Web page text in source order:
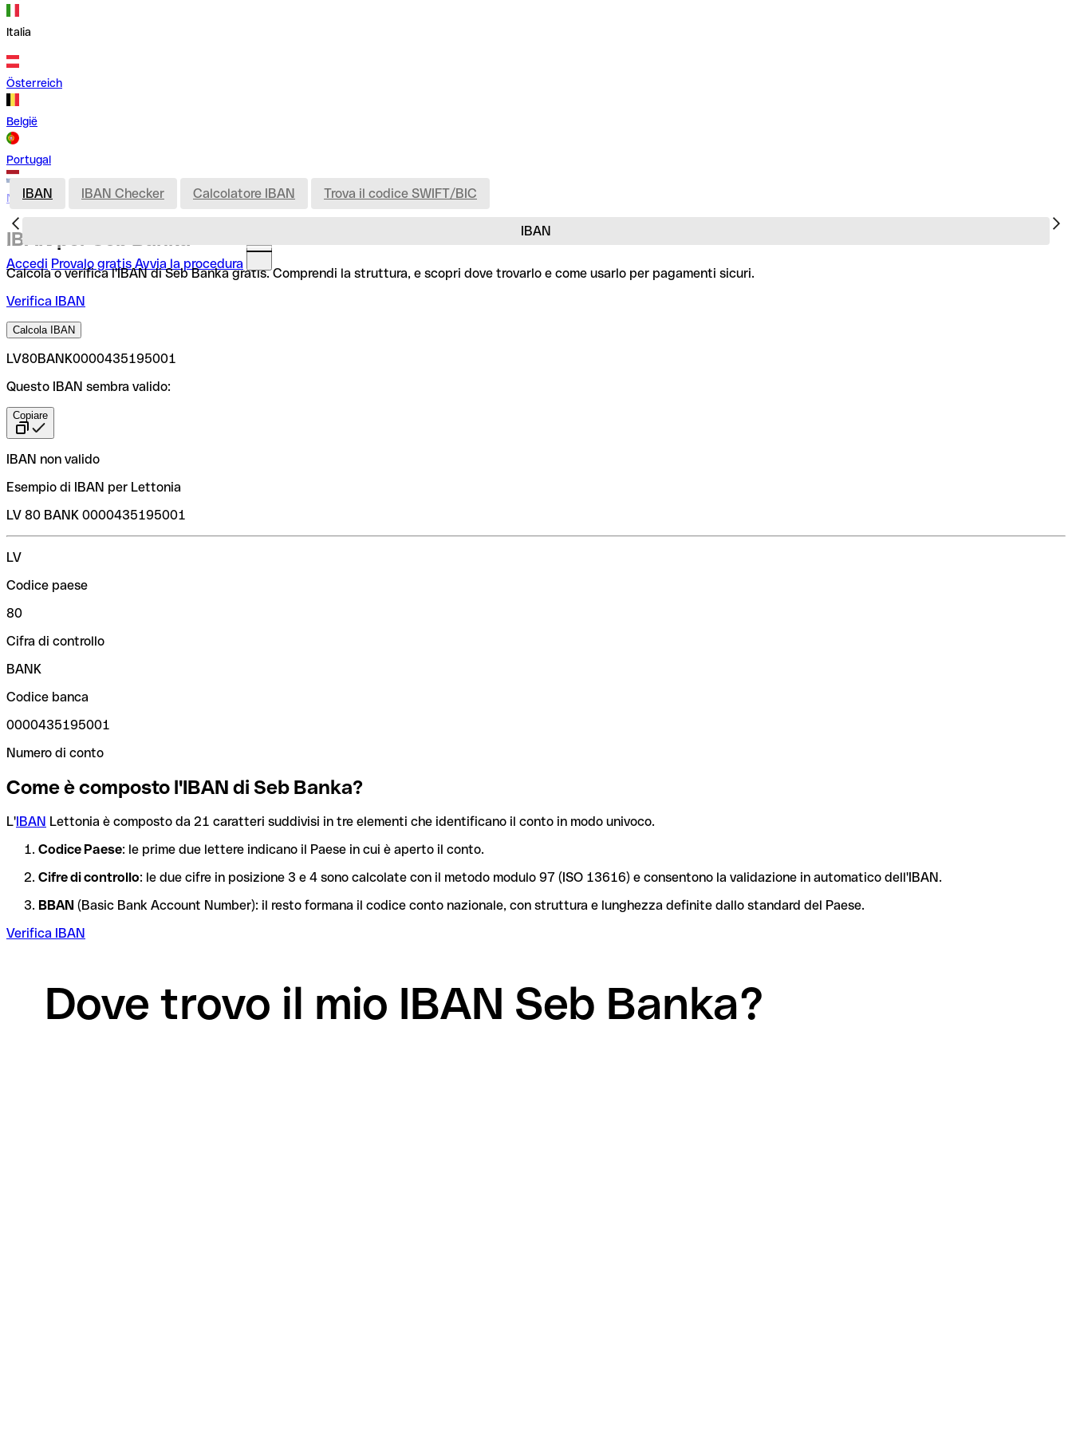
Italia
Österreich
België
Portugal
Nederland
Accedi Provalo gratis Avvia la procedura
IBAN
IBAN IBAN Checker Calcolatore IBAN Trova il codice SWIFT/BIC
IBAN per Seb Banka
Calcola o verifica l'IBAN di Seb Banka gratis. Comprendi la struttura, e scopri dove trovarlo e come usarlo per pagamenti sicuri.
Verifica IBAN
Calcola IBAN
LV80BANK0000435195001
Questo IBAN sembra valido:
Copiare
IBAN non valido
Esempio di IBAN per Lettonia
LV 80 BANK 0000435195001
LV
Codice paese
80
Cifra di controllo
BANK
Codice banca
0000435195001
Numero di conto
Come è composto l'IBAN di Seb Banka?
L'IBAN Lettonia è composto da 21 caratteri suddivisi in tre elementi che identificano il conto in modo univoco.
Codice Paese: le prime due lettere indicano il Paese in cui è aperto il conto.
Cifre di controllo: le due cifre in posizione 3 e 4 sono calcolate con il metodo modulo 97 (ISO 13616) e consentono la validazione in automatico dell'IBAN.
BBAN (Basic Bank Account Number): il resto formana il codice conto nazionale, con struttura e lunghezza definite dallo standard del Paese.
Verifica IBAN
Dove trovo il mio IBAN Seb Banka?